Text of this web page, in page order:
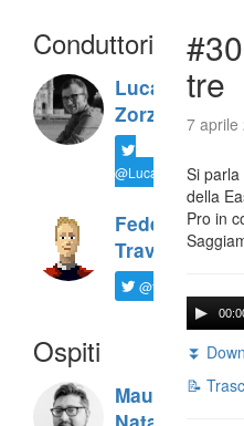
Conduttori
Luca
Zorzi
@LucaTNT
Federico
Travaini
@ftrava
Ospiti
Maurizio
tre
7 aprile
Si
della
Pro in
⏬
📝